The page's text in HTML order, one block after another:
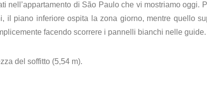
nell’appartamento di São Paulo che vi mostriamo oggi.
il piano inferiore ospita la zona giorno, mentre quello
facendo scorrere i pannelli bianchi nelle guide.
del soffitto (5,54 m).